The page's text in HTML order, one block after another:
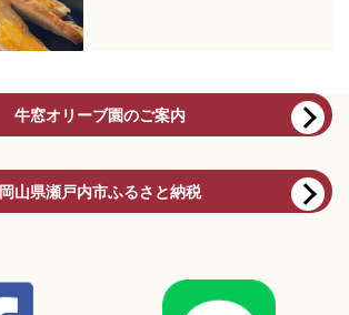
牛窓オリーブ園のご案内
岡山県瀬戸内市ふるさと納税